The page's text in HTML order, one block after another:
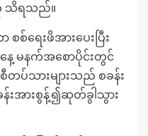
သိရသည်။
ရေးဖိအားပေးပြီး
ေ့ မနက်အစောပိုင်းတွင်
တပ်သားများသည် စခန်း
အားစွန့်၍ဆုတ်ခွါသွား